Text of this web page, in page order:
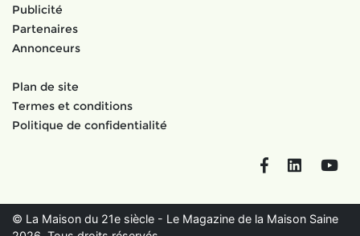
Publicité
Partenaires
Annonceurs
Plan de site
Termes et conditions
Politique de confidentialité
FacebookLinkedIn
© La Maison du 21e siècle - Le Magazine de la Maison Saine